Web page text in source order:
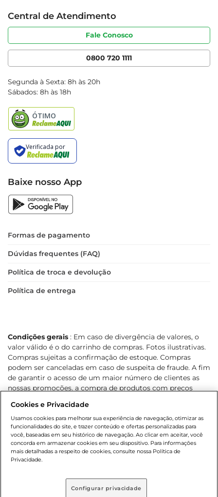
Sobre privacidade
Portal do fornecedor
Cencosud Media
Produtos Bretas
Código de ética
Serviços
Clube Bretas
Blog Bretas
Black Friday
Central de Atendimento
Fale Conosco
0800 720 1111
Segunda à Sexta: 8h às 20h
Sábados: 8h às 18h
Baixe nosso App
Formas de pagamento
Dúvidas frequentes (FAQ)
Política de troca e devolução
Política de entrega
Condições gerais : Em caso de divergência de valores, o
valor válido é o do carrinho de compras. Fotos ilustrativas.
Compras sujeitas a confirmação de estoque. Compras
podem ser canceladas em caso de suspeita de fraude. A fim
de garantir o acesso de um maior número de clientes as
nossas promoções, a compra de produtos com preços
cliente. Os preços, ofertas e condições são exclusivos para
o e-commerce e válidos durante o dia de hoje, podendo
sofrer alterações sem prévia notificação. Proibida a venda
de bebidas alcoólicas para menores de 18 anos, conforme
Lei n.º 8069/90, art. 81, inciso II (Estatuto da Criança e do
Adolescente). Preços e condições exclusivos para o
prévio. O valor mínimo para as compras on-line é de R$
Cookies e Privacidade
Usamos cookies para melhorar sua experiência de navegação, otimizar as
funcionalidades do site, e trazer conteúdo e ofertas personalizadas para
você, baseadas em seu histórico de navegação. Ao clicar em aceitar, você
concorda em armazenar cookies em seu dispositivo. Para informações
mais detalhadas a respeito de cookies, consulte nossa Política de
Privacidade.
Configurar privacidade